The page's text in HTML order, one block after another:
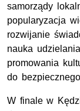
samorządy
popularyzacja
rozwijanie
nauka
promowania
do
W finale w